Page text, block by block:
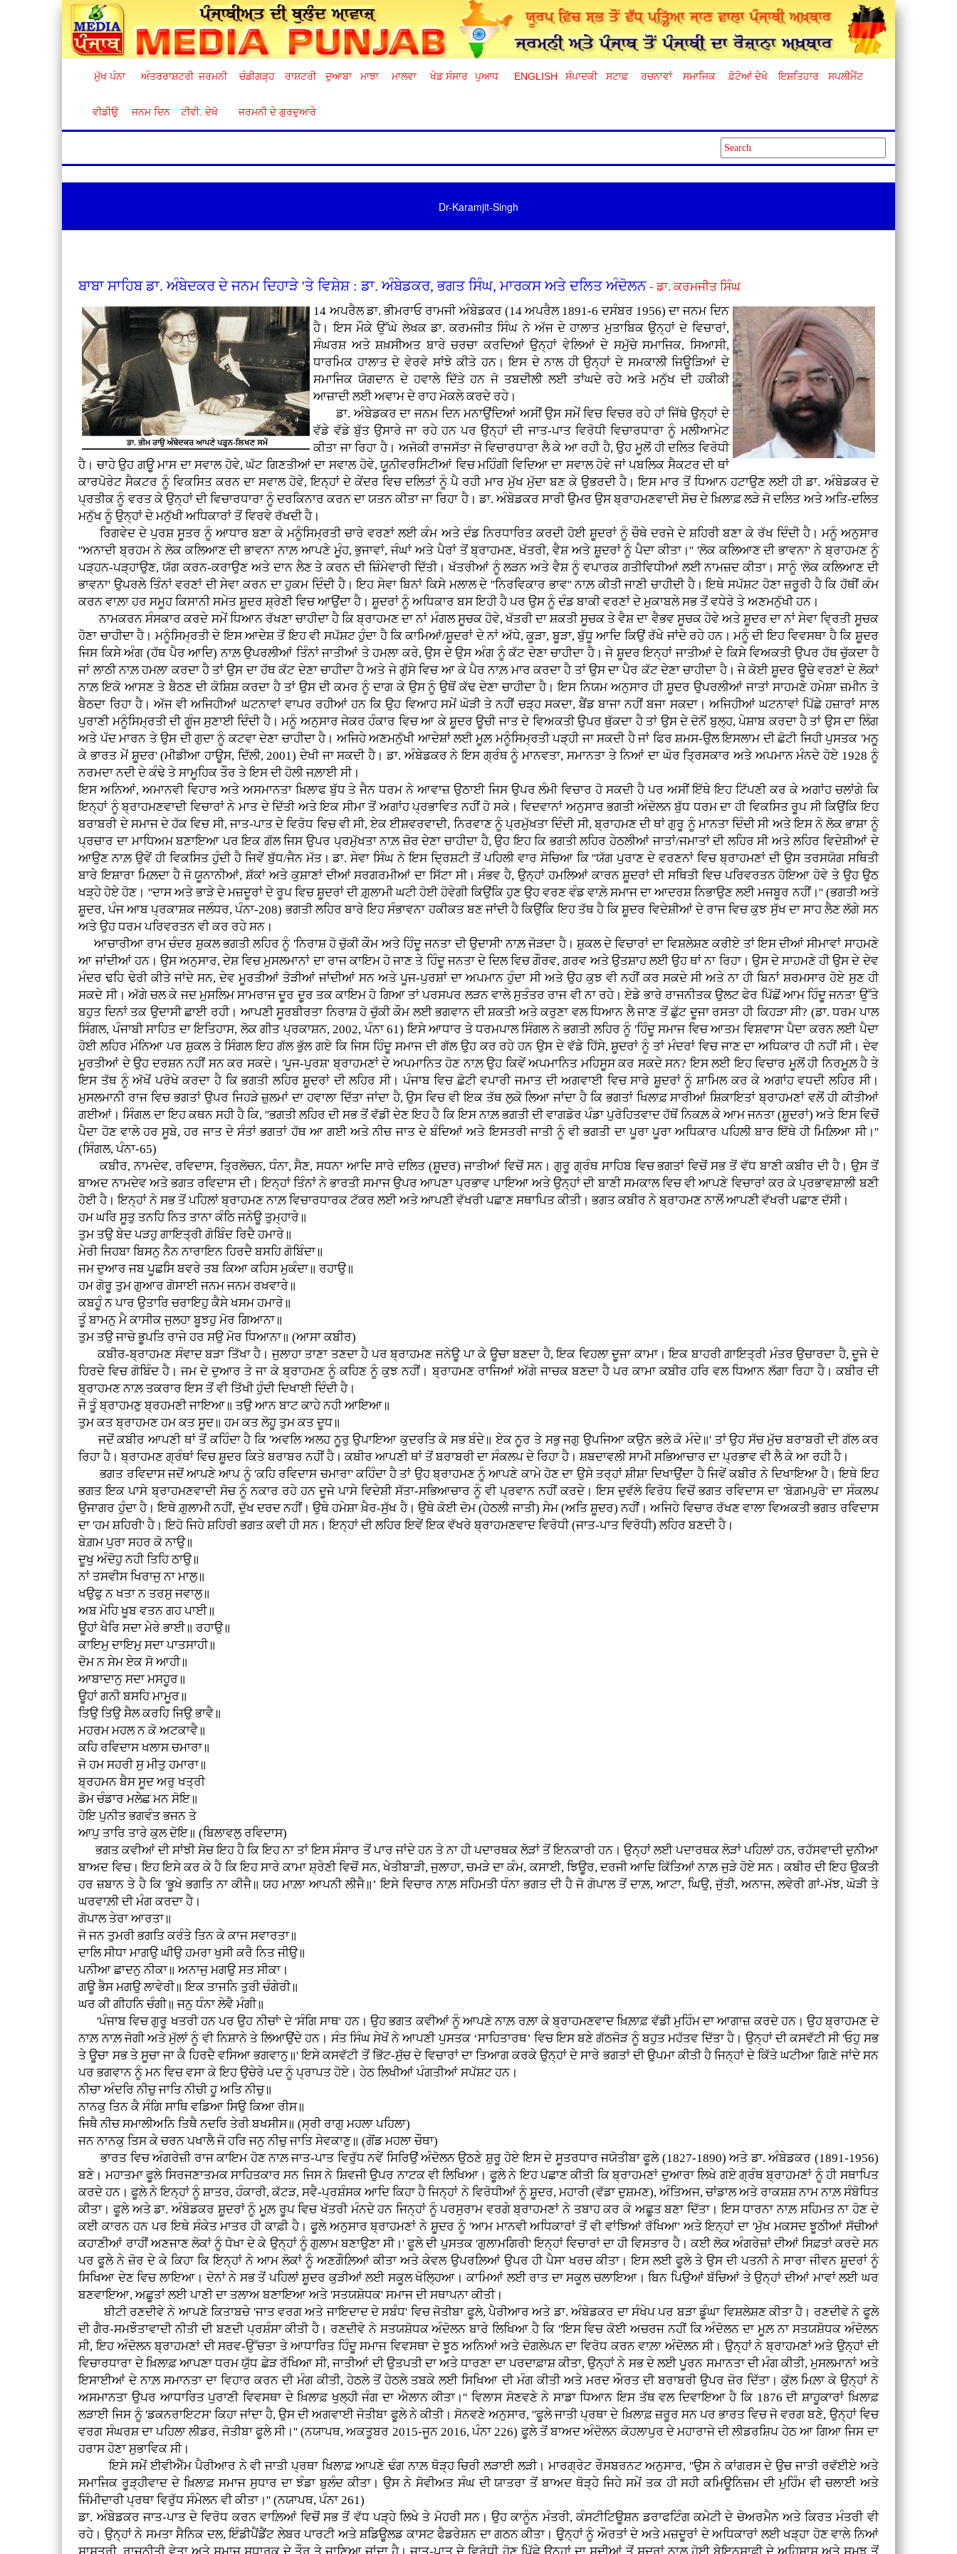
ਮੁੱਖ ਪੰਨਾ ਅੰਤਰਰਾਸ਼ਟਰੀ ਜਰਮਨੀ ਚੰਡੀਗੜ੍ਹ ਰਾਸ਼ਟਰੀ ਦੁਆਬਾ ਮਾਝਾ ਮਾਲਵਾ ਖੇਡ ਸੰਸਾਰ ਪੁਆਧ ENGLISH ਸੰਪਾਦਕੀ ਸਟਾਫ਼ ਰਚਨਾਵਾਂ ਸਮਾਜਿਕ ਫ਼ੋਟੋਆਂ ਦੇਖੋ ਇਸ਼ਤਿਹਾਰ ਸਪਲੀਮੈਂਟ
ਵੀਡੀਉ ਜਨਮ ਦਿਨ ਟੀਵੀ. ਦੇਖੋ ਜਰਮਨੀ ਦੇ ਗੁਰਦੁਆਰੇ
Dr-Karamjit-Singh
ਬਾਬਾ ਸਾਹਿਬ ਡਾ. ਅੰਬੇਦਕਰ ਦੇ ਜਨਮ ਦਿਹਾੜੇ 'ਤੇ ਵਿਸ਼ੇਸ਼ : ਡਾ. ਅੰਬੇਡਕਰ, ਭਗਤ ਸਿੰਘ, ਮਾਰਕਸ ਅਤੇ ਦਲਿਤ ਅੰਦੋਲਨ - ਡਾ. ਕਰਮਜੀਤ ਸਿੰਘ
14 ਅਪਰੈਲ ਡਾ. ਭੀਮਰਾਓ ਰਾਮਜੀ ਅੰਬੇਡਕਰ (14 ਅਪਰੈਲ 1891-6 ਦਸੰਬਰ 1956) ਦਾ ਜਨਮ ਦਿਨ
ਹੈ। ਇਸ ਮੌਕੇ ਉੱਘੇ ਲੇਖਕ ਡਾ. ਕਰਮਜੀਤ ਸਿੰਘ ਨੇ ਅੱਜ ਦੇ ਹਾਲਾਤ ਮੁਤਾਬਿਕ ਉਨ੍ਹਾਂ ਦੇ ਵਿਚਾਰਾਂ,
ਸੰਘਰਸ਼ ਅਤੇ ਸ਼ਖ਼ਸੀਅਤ ਬਾਰੇ ਚਰਚਾ ਕਰਦਿਆਂ ਉਨ੍ਹਾਂ ਵੇਲਿਆਂ ਦੇ ਸਮੁੱਚੇ ਸਮਾਜਿਕ, ਸਿਆਸੀ,
ਧਾਰਮਿਕ ਹਾਲਾਤ ਦੇ ਵੇਰਵੇ ਸਾਂਝੇ ਕੀਤੇ ਹਨ। ਇਸ ਦੇ ਨਾਲ ਹੀ ਉਨ੍ਹਾਂ ਦੇ ਸਮਕਾਲੀ ਜਿਊੜਿਆਂ ਦੇ
ਸਮਾਜਿਕ ਯੋਗਦਾਨ ਦੇ ਹਵਾਲੇ ਦਿੱਤੇ ਹਨ ਜੋ ਤਬਦੀਲੀ ਲਈ ਤਾਂਘਦੇ ਰਹੇ ਅਤੇ ਮਨੁੱਖ ਦੀ ਹਕੀਕੀ
ਆਜ਼ਾਦੀ ਲਈ ਅਵਾਮ ਦੇ ਰਾਹ ਮੋਕਲੇ ਕਰਦੇ ਰਹੇ।
ਡਾ. ਅੰਬੇਡਕਰ ਦਾ ਜਨਮ ਦਿਨ ਮਨਾਉਂਦਿਆਂ ਅਸੀਂ ਉਸ ਸਮੇਂ ਵਿਚ ਵਿਚਰ ਰਹੇ ਹਾਂ ਜਿੱਥੇ ਉਨ੍ਹਾਂ ਦੇ
ਵੱਡੇ ਵੱਡੇ ਬੁੱਤ ਉਸਾਰੇ ਜਾ ਰਹੇ ਹਨ ਪਰ ਉਨ੍ਹਾਂ ਦੀ ਜਾਤ-ਪਾਤ ਵਿਰੋਧੀ ਵਿਚਾਰਧਾਰਾ ਨੂੰ ਮਲੀਆਮੇਟ
ਕੀਤਾ ਜਾ ਰਿਹਾ ਹੈ। ਅਜੋਕੀ ਰਾਜਸੱਤਾ ਜੋ ਵਿਚਾਰਧਾਰਾ ਲੈ ਕੇ ਆ ਰਹੀ ਹੈ, ਉਹ ਮੂਲੋਂ ਹੀ ਦਲਿਤ ਵਿਰੋਧੀ
ਹੈ। ਚਾਹੇ ਉਹ ਗਊ ਮਾਸ ਦਾ ਸਵਾਲ ਹੋਵੇ, ਘੱਟ ਗਿਣਤੀਆਂ ਦਾ ਸਵਾਲ ਹੋਵੇ, ਯੂਨੀਵਰਸਿਟੀਆਂ ਵਿਚ ਮਹਿੰਗੀ ਵਿਦਿਆ ਦਾ ਸਵਾਲ ਹੋਵੇ ਜਾਂ ਪਬਲਿਕ ਸੈਕਟਰ ਦੀ ਥਾਂ
ਕਾਰਪੋਰੇਟ ਸੈਕਟਰ ਨੂੰ ਵਿਕਸਿਤ ਕਰਨ ਦਾ ਸਵਾਲ ਹੋਵੇ, ਇਨ੍ਹਾਂ ਦੇ ਕੇਂਦਰ ਵਿਚ ਦਲਿਤਾਂ ਨੂੰ ਪੈ ਰਹੀ ਮਾਰ ਮੁੱਖ ਮੁੱਦਾ ਬਣ ਕੇ ਉਭਰਦੀ ਹੈ। ਇਸ ਮਾਰ ਤੋਂ ਧਿਆਨ ਹਟਾਉਣ ਲਈ ਹੀ ਡਾ. ਅੰਬੇਡਕਰ ਦੇ
ਪ੍ਰਤੀਕ ਨੂੰ ਵਰਤ ਕੇ ਉਨ੍ਹਾਂ ਦੀ ਵਿਚਾਰਧਾਰਾ ਨੂੰ ਦਰਕਿਨਾਰ ਕਰਨ ਦਾ ਯਤਨ ਕੀਤਾ ਜਾ ਰਿਹਾ ਹੈ। ਡਾ. ਅੰਬੇਡਕਰ ਸਾਰੀ ਉਮਰ ਉਸ ਬ੍ਰਾਹਮਣਵਾਦੀ ਸੋਚ ਦੇ ਖ਼ਿਲਾਫ਼ ਲੜੇ ਜੋ ਦਲਿਤ ਅਤੇ ਅਤਿ-ਦਲਿਤ
ਮਨੁੱਖ ਨੂੰ ਉਨ੍ਹਾਂ ਦੇ ਮਨੁੱਖੀ ਅਧਿਕਾਰਾਂ ਤੋਂ ਵਿਰਵੇ ਰੱਖਦੀ ਹੈ।
ਰਿਗਵੇਦ ਦੇ ਪੁਰਸ਼ ਸੂਤਰ ਨੂੰ ਆਧਾਰ ਬਣਾ ਕੇ ਮਨੂੰਸਿਮ੍ਰਤੀ ਚਾਰੇ ਵਰਣਾਂ ਲਈ ਕੰਮ ਅਤੇ ਦੰਡ ਨਿਰਧਾਰਿਤ ਕਰਦੀ ਹੋਈ ਸ਼ੂਦਰਾਂ ਨੂੰ ਚੌਥੇ ਦਰਜੇ ਦੇ ਸ਼ਹਿਰੀ ਬਣਾ ਕੇ ਰੱਖ ਦਿੰਦੀ ਹੈ। ਮਨੂੰ ਅਨੁਸਾਰ
''ਅਨਾਦੀ ਬ੍ਰਹਮ ਨੇ ਲੋਕ ਕਲਿਆਣ ਦੀ ਭਾਵਨਾ ਨਾਲ਼ ਆਪਣੇ ਮੂੰਹ, ਭੁਜਾਵਾਂ, ਜੰਘਾਂ ਅਤੇ ਪੈਰਾਂ ਤੋਂ ਬ੍ਰਾਹਮਣ, ਖੱਤਰੀ, ਵੈਸ਼ ਅਤੇ ਸ਼ੂਦਰਾਂ ਨੂੰ ਪੈਦਾ ਕੀਤਾ।'' 'ਲੋਕ ਕਲਿਆਣ ਦੀ ਭਾਵਨਾ' ਨੇ ਬ੍ਰਾਹਮਣ ਨੂੰ
ਪੜ੍ਹਨ-ਪੜ੍ਹਾਉਣ, ਯੱਗ ਕਰਨ-ਕਰਾਉਣ ਅਤੇ ਦਾਨ ਲੈਣ ਤੇ ਕਰਨ ਦੀ ਜ਼ਿੰਮੇਵਾਰੀ ਦਿੱਤੀ। ਖੱਤਰੀਆਂ ਨੂੰ ਲੜਨ ਅਤੇ ਵੈਸ਼ ਨੂੰ ਵਪਾਰਕ ਗਤੀਵਿਧੀਆਂ ਲਈ ਨਾਮਜ਼ਦ ਕੀਤਾ। ਸਾਨੂੰ 'ਲੋਕ ਕਲਿਆਣ ਦੀ
ਭਾਵਨਾ' ਉਪਰਲੇ ਤਿੰਨਾਂ ਵਰਣਾਂ ਦੀ ਸੇਵਾ ਕਰਨ ਦਾ ਹੁਕਮ ਦਿੰਦੀ ਹੈ। ਇਹ ਸੇਵਾ ਬਿਨਾਂ ਕਿਸੇ ਮਲਾਲ ਦੇ ''ਨਿਰਵਿਕਾਰ ਭਾਵ'' ਨਾਲ਼ ਕੀਤੀ ਜਾਣੀ ਚਾਹੀਦੀ ਹੈ। ਇਥੇ ਸਪੱਸ਼ਟ ਹੋਣਾ ਜ਼ਰੂਰੀ ਹੈ ਕਿ ਹੱਥੀਂ ਕੰਮ
ਕਰਨ ਵਾਲ਼ਾ ਹਰ ਸਮੂਹ ਕਿਸਾਨੀ ਸਮੇਤ ਸ਼ੂਦਰ ਸ਼੍ਰੇਣੀ ਵਿਚ ਆਉਂਦਾ ਹੈ। ਸ਼ੂਦਰਾਂ ਨੂੰ ਅਧਿਕਾਰ ਬਸ ਇਹੀ ਹੈ ਪਰ ਉਸ ਨੂੰ ਦੰਡ ਬਾਕੀ ਵਰਣਾਂ ਦੇ ਮੁਕਾਬਲੇ ਸਭ ਤੋਂ ਵਧੇਰੇ ਤੇ ਅਣਮਨੁੱਖੀ ਹਨ।
ਨਾਮਕਰਨ ਸੰਸਕਾਰ ਕਰਦੇ ਸਮੇਂ ਧਿਆਨ ਰੱਖਣਾ ਚਾਹੀਦਾ ਹੈ ਕਿ ਬ੍ਰਾਹਮਣ ਦਾ ਨਾਂ ਮੰਗਲ ਸੂਚਕ ਹੋਵੇ, ਖੱਤਰੀ ਦਾ ਸ਼ਕਤੀ ਸੂਚਕ ਤੇ ਵੈਸ਼ ਦਾ ਵੈਭਵ ਸੂਚਕ ਹੋਵੇ ਅਤੇ ਸ਼ੂਦਰ ਦਾ ਨਾਂ ਸੇਵਾ ਵ੍ਰਿਤੀ ਸੂਚਕ
ਹੋਣਾ ਚਾਹੀਦਾ ਹੈ। ਮਨੂੰਸਿਮ੍ਰਤੀ ਦੇ ਇਸ ਆਦੇਸ਼ ਤੋਂ ਇਹ ਵੀ ਸਪੱਸ਼ਟ ਹੁੰਦਾ ਹੈ ਕਿ ਕਾਮਿਆਂ/ਸ਼ੂਦਰਾਂ ਦੇ ਨਾਂ ਅੱਧੇ, ਕੂੜਾ, ਬੂੜਾ, ਬੁੱਧੂ ਆਦਿ ਕਿਉਂ ਰੱਖੇ ਜਾਂਦੇ ਰਹੇ ਹਨ। ਮਨੂੰ ਦੀ ਇਹ ਵਿਵਸਥਾ ਹੈ ਕਿ ਸ਼ੂਦਰ
ਜਿਸ ਕਿਸੇ ਅੰਗ (ਹੱਥ ਪੈਰ ਆਦਿ) ਨਾਲ਼ ਉਪਰਲੀਆਂ ਤਿੰਨਾਂ ਜਾਤੀਆਂ ਤੇ ਹਮਲਾ ਕਰੇ, ਉਸ ਦੇ ਉਸ ਅੰਗ ਨੂੰ ਕੱਟ ਦੇਣਾ ਚਾਹੀਦਾ ਹੈ। ਜੇ ਸ਼ੂਦਰ ਇਨ੍ਹਾਂ ਜਾਤੀਆਂ ਦੇ ਕਿਸੇ ਵਿਅਕਤੀ ਉਪਰ ਹੱਥ ਚੁੱਕਦਾ ਹੈ
ਜਾਂ ਲਾਠੀ ਨਾਲ਼ ਹਮਲਾ ਕਰਦਾ ਹੈ ਤਾਂ ਉਸ ਦਾ ਹੱਥ ਕੱਟ ਦੇਣਾ ਚਾਹੀਦਾ ਹੈ ਅਤੇ ਜੇ ਗੁੱਸੇ ਵਿਚ ਆ ਕੇ ਪੈਰ ਨਾਲ਼ ਮਾਰ ਕਰਦਾ ਹੈ ਤਾਂ ਉਸ ਦਾ ਪੈਰ ਕੱਟ ਦੇਣਾ ਚਾਹੀਦਾ ਹੈ। ਜੇ ਕੋਈ ਸ਼ੂਦਰ ਊਚੇ ਵਰਣਾਂ ਦੇ ਲੋਕਾਂ
ਨਾਲ਼ ਇਕੋ ਆਸਣ ਤੇ ਬੈਠਣ ਦੀ ਕੋਸ਼ਿਸ਼ ਕਰਦਾ ਹੈ ਤਾਂ ਉਸ ਦੀ ਕਮਰ ਨੂੰ ਦਾਗ ਕੇ ਉਸ ਨੂੰ ਉਥੋਂ ਕੱਢ ਦੇਣਾ ਚਾਹੀਦਾ ਹੈ। ਇਸ ਨਿਯਮ ਅਨੁਸਾਰ ਹੀ ਸ਼ੂਦਰ ਉਪਰਲੀਆਂ ਜਾਤਾਂ ਸਾਹਮਣੇ ਹਮੇਸ਼ਾ ਜ਼ਮੀਨ ਤੇ
ਬੈਠਦਾ ਰਿਹਾ ਹੈ। ਅੱਜ ਵੀ ਅਜਿਹੀਆਂ ਘਟਨਾਵਾਂ ਵਾਪਰ ਰਹੀਆਂ ਹਨ ਕਿ ਉਹ ਵਿਆਹ ਸਮੇਂ ਘੋੜੀ ਤੇ ਨਹੀਂ ਚੜ੍ਹ ਸਕਦਾ, ਬੈਂਡ ਬਾਜਾ ਨਹੀਂ ਬਜਾ ਸਕਦਾ। ਅਜਿਹੀਆਂ ਘਟਨਾਵਾਂ ਪਿੱਛੇ ਹਜ਼ਾਰਾਂ ਸਾਲ
ਪੁਰਾਣੀ ਮਨੂੰਸਿਮ੍ਰਤੀ ਦੀ ਗੂੰਜ ਸੁਣਾਈ ਦਿੰਦੀ ਹੈ। ਮਨੂੰ ਅਨੁਸਾਰ ਜੇਕਰ ਹੰਕਾਰ ਵਿਚ ਆ ਕੇ ਸ਼ੂਦਰ ਊਚੀ ਜਾਤ ਦੇ ਵਿਅਕਤੀ ਉਪਰ ਥੁੱਕਦਾ ਹੈ ਤਾਂ ਉਸ ਦੇ ਦੋਨੋਂ ਬੁਲ੍ਹ, ਪੇਸ਼ਾਬ ਕਰਦਾ ਹੈ ਤਾਂ ਉਸ ਦਾ ਲਿੰਗ
ਅਤੇ ਪੱਦ ਮਾਰਨ ਤੇ ਉਸ ਦੀ ਗੁਦਾ ਨੂੰ ਕਟਵਾ ਦੇਣਾ ਚਾਹੀਦਾ ਹੈ। ਅਜਿਹੇ ਅਣਮਨੁੱਖੀ ਆਦੇਸ਼ਾਂ ਲਈ ਮੂਲ਼ ਮਨੂੰਸਿਮ੍ਰਤੀ ਪੜ੍ਹੀ ਜਾ ਸਕਦੀ ਹੈ ਜਾਂ ਫਿਰ ਸ਼ਮਸ-ਉਲ ਇਸਲਾਮ ਦੀ ਛੋਟੀ ਜਿਹੀ ਪੁਸਤਕ 'ਮਨੂ
ਕੇ ਭਾਰਤ ਮੇਂ ਸ਼ੂਦਰ' (ਮੀਡੀਆ ਹਾਊਸ, ਦਿੱਲੀ, 2001) ਦੇਖੀ ਜਾ ਸਕਦੀ ਹੈ। ਡਾ. ਅੰਬੇਡਕਰ ਨੇ ਇਸ ਗ੍ਰੰਥ ਨੂੰ ਮਾਨਵਤਾ, ਸਮਾਨਤਾ ਤੇ ਨਿਆਂ ਦਾ ਘੋਰ ਤ੍ਰਿਸਕਾਰ ਅਤੇ ਅਪਮਾਨ ਮੰਨਦੇ ਹੋਏ 1928 ਨੂੰ
ਨਰਮਦਾ ਨਦੀ ਦੇ ਕੰਢੇ ਤੇ ਸਾਮੂਹਿਕ ਤੌਰ ਤੇ ਇਸ ਦੀ ਹੋਲੀ ਜਲ਼ਾਈ ਸੀ।
ਇਸ ਅਨਿਆਂ, ਅਮਾਨਵੀ ਵਿਹਾਰ ਅਤੇ ਅਸਮਾਨਤਾ ਖ਼ਿਲਾਫ ਬੁੱਧ ਤੇ ਜੈਨ ਧਰਮ ਨੇ ਆਵਾਜ਼ ਉਠਾਈ ਜਿਸ ਉਪਰ ਲੰਮੀ ਵਿਚਾਰ ਹੋ ਸਕਦੀ ਹੈ ਪਰ ਅਸੀਂ ਇੱਥੇ ਇਹ ਟਿੱਪਣੀ ਕਰ ਕੇ ਅਗਾਂਹ ਚਲਾਂਗੇ ਕਿ
ਇਨ੍ਹਾਂ ਨੂੰ ਬ੍ਰਾਹਮਣਵਾਦੀ ਵਿਚਾਰਾਂ ਨੇ ਮਾਤ ਦੇ ਦਿੱਤੀ ਅਤੇ ਇਕ ਸੀਮਾ ਤੋਂ ਅਗਾਂਹ ਪ੍ਰਭਾਵਿਤ ਨਹੀਂ ਹੋ ਸਕੇ। ਵਿਦਵਾਨਾਂ ਅਨੁਸਾਰ ਭਗਤੀ ਅੰਦੋਲਨ ਬੁੱਧ ਧਰਮ ਦਾ ਹੀ ਵਿਕਸਿਤ ਰੂਪ ਸੀ ਕਿਉਂਕਿ ਇਹ
ਬਰਾਬਰੀ ਦੇ ਸਮਾਜ ਦੇ ਹੱਕ ਵਿਚ ਸੀ, ਜਾਤ-ਪਾਤ ਦੇ ਵਿਰੋਧ ਵਿਚ ਵੀ ਸੀ, ਏਕ ਈਸ਼ਵਰਵਾਦੀ, ਨਿਰਵਾਣ ਨੂੰ ਪ੍ਰਮੁੱਖਤਾ ਦਿੰਦੀ ਸੀ, ਬ੍ਰਾਹਮਣ ਦੀ ਥਾਂ ਗੁਰੂ ਨੂੰ ਮਾਨਤਾ ਦਿੰਦੀ ਸੀ ਅਤੇ ਇਸ ਨੇ ਲੋਕ ਭਾਸ਼ਾ ਨੂੰ
ਪ੍ਰਚਾਰ ਦਾ ਮਾਧਿਅਮ ਬਣਾਇਆ ਪਰ ਇਕ ਗੱਲ ਜਿਸ ਉਪਰ ਪ੍ਰਮੁੱਖਤਾ ਨਾਲ਼ ਜ਼ੋਰ ਦੇਣਾ ਚਾਹੀਦਾ ਹੈ, ਉਹ ਇਹ ਕਿ ਭਗਤੀ ਲਹਿਰ ਹੇਠਲੀਆਂ ਜਾਤਾਂ/ਜਮਾਤਾਂ ਦੀ ਲਹਿਰ ਸੀ ਅਤੇ ਲਹਿਰ ਵਿਦੇਸ਼ੀਆਂ ਦੇ
ਆਉਣ ਨਾਲ਼ ਉਵੇਂ ਹੀ ਵਿਕਸਿਤ ਹੁੰਦੀ ਹੈ ਜਿਵੇਂ ਬੁੱਧ/ਜੈਨ ਮੱਤ। ਡਾ. ਸੇਵਾ ਸਿੰਘ ਨੇ ਇਸ ਦ੍ਰਿਸ਼ਟੀ ਤੋਂ ਪਹਿਲੀ ਵਾਰ ਸੋਚਿਆ ਕਿ ''ਯੱਗ ਪੁਰਾਣ ਦੇ ਵਰਣਨਾਂ ਵਿਚ ਬ੍ਰਾਹਮਣਾਂ ਦੀ ਉਸ ਤਰਸਯੋਗ ਸਥਿਤੀ
ਬਾਰੇ ਇਸ਼ਾਰਾ ਮਿਲ਼ਦਾ ਹੈ ਜੋ ਯੂਨਾਨੀਆਂ, ਸ਼ੱਕਾਂ ਅਤੇ ਕੁਸ਼ਾਣਾਂ ਦੀਆਂ ਸਰਗਰਮੀਆਂ ਦਾ ਸਿੱਟਾ ਸੀ। ਸੰਭਵ ਹੈ, ਉਨ੍ਹਾਂ ਹਮਲਿਆਂ ਕਾਰਨ ਸ਼ੂਦਰਾਂ ਦੀ ਸਥਿਤੀ ਵਿਚ ਪਰਿਵਰਤਨ ਹੋਇਆ ਹੋਵੇ ਤੇ ਉਹ ਉਠ
ਖੜ੍ਹੇ ਹੋਏ ਹੋਣ। ''ਦਾਸ ਅਤੇ ਭਾੜੇ ਦੇ ਮਜ਼ਦੂਰਾਂ ਦੇ ਰੂਪ ਵਿਚ ਸ਼ੂਦਰਾਂ ਦੀ ਗ਼ੁਲਾਮੀ ਘਟੀ ਹੋਈ ਹੋਵੇਗੀ ਕਿਉਂਕਿ ਹੁਣ ਉਹ ਵਰਣ ਵੰਡ ਵਾਲ਼ੇ ਸਮਾਜ ਦਾ ਆਦਰਸ਼ ਨਿਭਾਉਣ ਲਈ ਮਜਬੂਰ ਨਹੀਂ।'' (ਭਗਤੀ ਅਤੇ
ਸ਼ੂਦਰ, ਪੰਜ ਆਬ ਪ੍ਰਕਾਸ਼ਕ ਜਲੰਧਰ, ਪੰਨਾ-208) ਭਗਤੀ ਲਹਿਰ ਬਾਰੇ ਇਹ ਸੰਭਾਵਨਾ ਹਕੀਕਤ ਬਣ ਜਾਂਦੀ ਹੈ ਕਿਉਂਕਿ ਇਹ ਤੱਥ ਹੈ ਕਿ ਸ਼ੂਦਰ ਵਿਦੇਸ਼ੀਆਂ ਦੇ ਰਾਜ ਵਿਚ ਕੁਝ ਸੁੱਖ ਦਾ ਸਾਹ ਲੈਣ ਲੱਗੇ ਸਨ
ਅਤੇ ਉਹ ਧਰਮ ਪਰਿਵਰਤਨ ਵੀ ਕਰ ਰਹੇ ਸਨ।
ਆਚਾਰੀਆ ਰਾਮ ਚੰਦਰ ਸ਼ੁਕਲ ਭਗਤੀ ਲਹਿਰ ਨੂੰ 'ਨਿਰਾਸ਼ ਹੋ ਚੁੱਕੀ ਕੌਮ ਅਤੇ ਹਿੰਦੂ ਜਨਤਾ ਦੀ ਉਦਾਸੀ' ਨਾਲ਼ ਜੋੜਦਾ ਹੈ। ਸ਼ੁਕਲ ਦੇ ਵਿਚਾਰਾਂ ਦਾ ਵਿਸ਼ਲੇਸ਼ਣ ਕਰੀਏ ਤਾਂ ਇਸ ਦੀਆਂ ਸੀਮਾਵਾਂ ਸਾਹਮਣੇ
ਆ ਜਾਂਦੀਆਂ ਹਨ। ਉਸ ਅਨੁਸਾਰ, ਦੇਸ਼ ਵਿਚ ਮੁਸਲਮਾਨਾਂ ਦਾ ਰਾਜ ਕਾਇਮ ਹੋ ਜਾਣ ਤੇ ਹਿੰਦੂ ਜਨਤਾ ਦੇ ਦਿਲ ਵਿਚ ਗੌਰਵ, ਗਰਵ ਅਤੇ ਉਤਸ਼ਾਹ ਲਈ ਉਹ ਥਾਂ ਨਾ ਰਿਹਾ। ਉਸ ਦੇ ਸਾਹਮਣੇ ਹੀ ਉਸ ਦੇ ਦੇਵ
ਮੰਦਰ ਢਹਿ ਢੇਰੀ ਕੀਤੇ ਜਾਂਦੇ ਸਨ, ਦੇਵ ਮੂਰਤੀਆਂ ਤੋੜੀਆਂ ਜਾਂਦੀਆਂ ਸਨ ਅਤੇ ਪੂਜ-ਪੁਰਸ਼ਾਂ ਦਾ ਅਪਮਾਨ ਹੁੰਦਾ ਸੀ ਅਤੇ ਉਹ ਕੁਝ ਵੀ ਨਹੀਂ ਕਰ ਸਕਦੇ ਸੀ ਅਤੇ ਨਾ ਹੀ ਬਿਨਾਂ ਸ਼ਰਮਸਾਰ ਹੋਏ ਸੁਣ ਹੀ
ਸਕਦੇ ਸੀ। ਅੱਗੇ ਚਲ ਕੇ ਜਦ ਮੁਸਲਿਮ ਸਾਮਰਾਜ ਦੂਰ ਦੂਰ ਤਕ ਕਾਇਮ ਹੋ ਗਿਆ ਤਾਂ ਪਰਸਪਰ ਲੜਨ ਵਾਲੇ ਸੁਤੰਤਰ ਰਾਜ ਵੀ ਨਾ ਰਹੇ। ਏਡੇ ਭਾਰੇ ਰਾਜਨੀਤਕ ਉਲਟ ਫੇਰ ਪਿੱਛੋਂ ਆਮ ਹਿੰਦੂ ਜਨਤਾ ਉੱਤੇ
ਬਹੁਤ ਦਿਨਾਂ ਤਕ ਉਦਾਸੀ ਛਾਈ ਰਹੀ। ਆਪਣੀ ਸੂਰਬੀਰਤਾ ਨਿਰਾਸ਼ ਹੋ ਚੁੱਕੀ ਕੌਮ ਲਈ ਭਗਵਾਨ ਦੀ ਸ਼ਕਤੀ ਅਤੇ ਕਰੁਣਾ ਵਲ ਧਿਆਨ ਲੈ ਜਾਣ ਤੋਂ ਛੁੱਟ ਦੂਜਾ ਰਸਤਾ ਹੀ ਕਿਹੜਾ ਸੀ? (ਡਾ. ਧਰਮ ਪਾਲ
ਸਿੰਗਲ, ਪੰਜਾਬੀ ਸਾਹਿਤ ਦਾ ਇਤਿਹਾਸ, ਲੋਕ ਗੀਤ ਪ੍ਰਕਾਸ਼ਨ, 2002, ਪੰਨਾ 61) ਇਸੇ ਆਧਾਰ ਤੇ ਧਰਮਪਾਲ ਸਿੰਗਲ ਨੇ ਭਗਤੀ ਲਹਿਰ ਨੂੰ 'ਹਿੰਦੂ ਸਮਾਜ ਵਿਚ ਆਤਮ ਵਿਸ਼ਵਾਸ' ਪੈਦਾ ਕਰਨ ਲਈ ਪੈਦਾ
ਹੋਈ ਲਹਿਰ ਮੰਨਿਆ ਪਰ ਸ਼ੁਕਲ ਤੇ ਸਿੰਗਲ ਇਹ ਗੱਲ ਭੁੱਲ ਗਏ ਕਿ ਜਿਸ ਹਿੰਦੂ ਸਮਾਜ ਦੀ ਗੱਲ ਉਹ ਕਰ ਰਹੇ ਹਨ ਉਸ ਦੇ ਵੱਡੇ ਹਿੱਸੇ, ਸ਼ੂਦਰਾਂ ਨੂੰ ਤਾਂ ਮੰਦਰਾਂ ਵਿਚ ਜਾਣ ਦਾ ਅਧਿਕਾਰ ਹੀ ਨਹੀਂ ਸੀ। ਦੇਵ
ਮੂਰਤੀਆਂ ਦੇ ਉਹ ਦਰਸ਼ਨ ਨਹੀਂ ਸਨ ਕਰ ਸਕਦੇ। 'ਪੂਜ-ਪੁਰਸ਼' ਬ੍ਰਾਹਮਣਾਂ ਦੇ ਅਪਮਾਨਿਤ ਹੋਣ ਨਾਲ਼ ਉਹ ਕਿਵੇਂ ਅਪਮਾਨਿਤ ਮਹਿਸੂਸ ਕਰ ਸਕਦੇ ਸਨ? ਇਸ ਲਈ ਇਹ ਵਿਚਾਰ ਮੂਲੋਂ ਹੀ ਨਿਰਮੂਲ਼ ਹੈ ਤੇ
ਇਸ ਤੱਥ ਨੂੰ ਅੱਖੋਂ ਪਰੋਖੇ ਕਰਦਾ ਹੈ ਕਿ ਭਗਤੀ ਲਹਿਰ ਸ਼ੂਦਰਾਂ ਦੀ ਲਹਿਰ ਸੀ। ਪੰਜਾਬ ਵਿਚ ਛੋਟੀ ਵਪਾਰੀ ਜਮਾਤ ਦੀ ਅਗਵਾਈ ਵਿਚ ਸਾਰੇ ਸ਼ੂਦਰਾਂ ਨੂੰ ਸ਼ਾਮਿਲ ਕਰ ਕੇ ਅਗਾਂਹ ਵਧਦੀ ਲਹਿਰ ਸੀ।
ਮੁਸਲਮਾਨੀ ਰਾਜ ਵਿਚ ਭਗਤਾਂ ਉਪਰ ਜਿਹੜੇ ਜ਼ੁਲਮਾਂ ਦਾ ਹਵਾਲਾ ਦਿੱਤਾ ਜਾਂਦਾ ਹੈ, ਉਸ ਵਿਚ ਵੀ ਇਕ ਤੱਥ ਲੁਕੋ ਲਿਆ ਜਾਂਦਾ ਹੈ ਕਿ ਭਗਤਾਂ ਖਿਲਾਫ਼ ਸਾਰੀਆਂ ਸ਼ਿਕਾਇਤਾਂ ਬ੍ਰਾਹਮਣਾਂ ਵਲੋਂ ਹੀ ਕੀਤੀਆਂ
ਗਈਆਂ। ਸਿੰਗਲ ਦਾ ਇਹ ਕਥਨ ਸਹੀ ਹੈ ਕਿ, ''ਭਗਤੀ ਲਹਿਰ ਦੀ ਸਭ ਤੋਂ ਵੱਡੀ ਦੇਣ ਇਹ ਹੈ ਕਿ ਇਸ ਨਾਲ਼ ਭਗਤੀ ਦੀ ਵਾਗਡੋਰ ਪੰਡਾ ਪੁਰੋਹਿਤਵਾਦ ਹੱਥੋਂ ਨਿਕਲ਼ ਕੇ ਆਮ ਜਨਤਾ (ਸ਼ੂਦਰਾਂ) ਅਤੇ ਇਸ ਵਿਚੋਂ
ਪੈਦਾ ਹੋਣ ਵਾਲੇ ਹਰ ਸੂਬੇ, ਹਰ ਜਾਤ ਦੇ ਸੰਤਾਂ ਭਗਤਾਂ ਹੱਥ ਆ ਗਈ ਅਤੇ ਨੀਚ ਜਾਤ ਦੇ ਬੰਦਿਆਂ ਅਤੇ ਇਸਤਰੀ ਜਾਤੀ ਨੂੰ ਵੀ ਭਗਤੀ ਦਾ ਪੂਰਾ ਪੂਰਾ ਅਧਿਕਾਰ ਪਹਿਲੀ ਬਾਰ ਇੱਥੇ ਹੀ ਮਿਲ਼ਿਆ ਸੀ।''
(ਸਿੰਗਲ, ਪੰਨਾ-65)
ਕਬੀਰ, ਨਾਮਦੇਵ, ਰਵਿਦਾਸ, ਤ੍ਰਿਲੋਚਨ, ਧੰਨਾ, ਸੈਣ, ਸਧਨਾ ਆਦਿ ਸਾਰੇ ਦਲਿਤ (ਸ਼ੂਦਰ) ਜਾਤੀਆਂ ਵਿਚੋਂ ਸਨ। ਗੁਰੂ ਗ੍ਰੰਥ ਸਾਹਿਬ ਵਿਚ ਭਗਤਾਂ ਵਿਚੋਂ ਸਭ ਤੋਂ ਵੱਧ ਬਾਣੀ ਕਬੀਰ ਦੀ ਹੈ। ਉਸ ਤੋਂ
ਬਾਅਦ ਨਾਮਦੇਵ ਅਤੇ ਭਗਤ ਰਵਿਦਾਸ ਦੀ। ਇਨ੍ਹਾਂ ਤਿੰਨਾਂ ਨੇ ਭਾਰਤੀ ਸਮਾਜ ਉਪਰ ਆਪਣਾ ਪ੍ਰਭਾਵ ਪਾਇਆ ਅਤੇ ਉਨ੍ਹਾਂ ਦੀ ਬਾਣੀ ਸਮਕਾਲ ਵਿਚ ਵੀ ਆਪਣੇ ਵਿਚਾਰਾਂ ਕਰ ਕੇ ਪ੍ਰਭਾਵਸ਼ਾਲੀ ਬਣੀ
ਹੋਈ ਹੈ। ਇਨ੍ਹਾਂ ਨੇ ਸਭ ਤੋਂ ਪਹਿਲਾਂ ਬ੍ਰਾਹਮਣ ਨਾਲ਼ ਵਿਚਾਰਧਾਰਕ ਟੱਕਰ ਲਈ ਅਤੇ ਆਪਣੀ ਵੱਖਰੀ ਪਛਾਣ ਸਥਾਪਿਤ ਕੀਤੀ। ਭਗਤ ਕਬੀਰ ਨੇ ਬ੍ਰਾਹਮਣ ਨਾਲੋਂ ਆਪਣੀ ਵੱਖਰੀ ਪਛਾਣ ਦੱਸੀ।
ਹਮ ਘਰਿ ਸੂਤੁ ਤਨਹਿ ਨਿਤ ਤਾਨਾ ਕੰਠਿ ਜਨੇਊ ਤੁਮ੍ਹਾਰੇ॥
ਤੁਮ ਤਉ ਬੇਦ ਪੜਹੁ ਗਾਇਤ੍ਰੀ ਗੋਬਿੰਦ ਰਿਦੈ ਹਮਾਰੇ॥
ਮੇਰੀ ਜਿਹਬਾ ਬਿਸਨੁ ਨੈਨ ਨਾਰਾਇਨ ਹਿਰਦੈ ਬਸਹਿ ਗੋਬਿੰਦਾ॥
ਜਮ ਦੁਆਰ ਜਬ ਪੂਛਸਿ ਬਵਰੇ ਤਬ ਕਿਆ ਕਹਿਸ ਮੁਕੰਦਾ॥ ਰਹਾਉ॥
ਹਮ ਗੋਰੂ ਤੁਮ ਗੁਆਰ ਗੋਸਾਈ ਜਨਮ ਜਨਮ ਰਖਵਾਰੇ॥
ਕਬਹੂੰ ਨ ਪਾਰ ਉਤਾਰਿ ਚਰਾਇਹੁ ਕੈਸੇ ਖਸਮ ਹਮਾਰੇ॥
ਤੂੰ ਬਾਮਨੁ ਮੈ ਕਾਸੀਕ ਜੁਲਹਾ ਬੂਝਹੁ ਮੋਰ ਗਿਆਨਾ॥
ਤੁਮ ਤਉ ਜਾਚੇ ਭੂਪਤਿ ਰਾਜੇ ਹਰ ਸਉ ਮੋਰ ਧਿਆਨਾ॥ (ਆਸਾ ਕਬੀਰ)
ਕਬੀਰ-ਬ੍ਰਾਹਮਣ ਸੰਵਾਦ ਬੜਾ ਤਿੱਖਾ ਹੈ। ਜੁਲਾਹਾ ਤਾਣਾ ਤਣਦਾ ਹੈ ਪਰ ਬ੍ਰਾਹਮਣ ਜਨੇਊ ਪਾ ਕੇ ਊਚਾ ਬਣਦਾ ਹੈ, ਇਕ ਵਿਹਲਾ ਦੂਜਾ ਕਾਮਾ। ਇਕ ਬਾਹਰੀ ਗਾਇਤ੍ਰੀ ਮੰਤਰ ਉਚਾਰਦਾ ਹੈ, ਦੂਜੇ ਦੇ
ਹਿਰਦੇ ਵਿਚ ਗੋਬਿੰਦ ਹੈ। ਜਮ ਦੇ ਦੁਆਰ ਤੇ ਜਾ ਕੇ ਬ੍ਰਾਹਮਣ ਨੂੰ ਕਹਿਣ ਨੂੰ ਕੁਝ ਨਹੀਂ। ਬ੍ਰਾਹਮਣ ਰਾਜਿਆਂ ਅੱਗੇ ਜਾਚਕ ਬਣਦਾ ਹੈ ਪਰ ਕਾਮਾ ਕਬੀਰ ਹਰਿ ਵਲ ਧਿਆਨ ਲੱਗਾ ਰਿਹਾ ਹੈ। ਕਬੀਰ ਦੀ
ਬ੍ਰਾਹਮਣ ਨਾਲ਼ ਤਕਰਾਰ ਇਸ ਤੋਂ ਵੀ ਤਿੱਖੀ ਹੁੰਦੀ ਦਿਖਾਈ ਦਿੰਦੀ ਹੈ।
ਜੌ ਤੂੰ ਬ੍ਰਾਹਮਣੁ ਬ੍ਰਹਮਣੀ ਜਾਇਆ॥ ਤਉ ਆਨ ਬਾਟ ਕਾਹੇ ਨਹੀ ਆਇਆ॥
ਤੁਮ ਕਤ ਬ੍ਰਾਹਮਣ ਹਮ ਕਤ ਸੂਦ॥ ਹਮ ਕਤ ਲੋਹੂ ਤੁਮ ਕਤ ਦੂਧ॥
ਜਦੋਂ ਕਬੀਰ ਆਪਣੀ ਥਾਂ ਤੋਂ ਕਹਿੰਦਾ ਹੈ ਕਿ 'ਅਵਲਿ ਅਲਹ ਨੂਰੁ ਉਪਾਇਆ ਕੁਦਰਤਿ ਕੇ ਸਭ ਬੰਦੇ॥ ਏਕ ਨੂਰ ਤੇ ਸਭੁ ਜਗੁ ਉਪਜਿਆ ਕਉਨ ਭਲੇ ਕੋ ਮੰਦੇ॥' ਤਾਂ ਉਹ ਸੱਚ ਮੁੱਚ ਬਰਾਬਰੀ ਦੀ ਗੱਲ ਕਰ
ਰਿਹਾ ਹੈ। ਬ੍ਰਾਹਮਣ ਗ੍ਰੰਥਾਂ ਵਿਚ ਸ਼ੂਦਰ ਕਿਤੇ ਬਰਾਬਰ ਨਹੀਂ ਹੈ। ਕਬੀਰ ਆਪਣੀ ਥਾਂ ਤੋਂ ਬਰਾਬਰੀ ਦਾ ਸੰਕਲਪ ਦੇ ਰਿਹਾ ਹੈ। ਸ਼ਬਦਾਵਲੀ ਸਾਮੀ ਸਭਿਆਚਾਰ ਦਾ ਪ੍ਰਭਾਵ ਵੀ ਲੈ ਕੇ ਆ ਰਹੀ ਹੈ।
ਭਗਤ ਰਵਿਦਾਸ ਜਦੋਂ ਆਪਣੇ ਆਪ ਨੂੰ 'ਕਹਿ ਰਵਿਦਾਸ ਚਮਾਰਾ' ਕਹਿੰਦਾ ਹੈ ਤਾਂ ਉਹ ਬ੍ਰਾਹਮਣ ਨੂੰ ਆਪਣੇ ਕਾਮੇ ਹੋਣ ਦਾ ਉਸੇ ਤਰ੍ਹਾਂ ਸ਼ੀਸ਼ਾ ਦਿਖਾਉਂਦਾ ਹੈ ਜਿਵੇਂ ਕਬੀਰ ਨੇ ਦਿਖਾਇਆ ਹੈ। ਇਥੇ ਇਹ
ਭਗਤ ਇਕ ਪਾਸੇ ਬ੍ਰਾਹਮਣਵਾਦੀ ਸੋਚ ਨੂੰ ਨਕਾਰ ਰਹੇ ਹਨ ਦੂਜੇ ਪਾਸੇ ਵਿਦੇਸ਼ੀ ਸੱਤਾ-ਸਭਿਆਚਾਰ ਨੂੰ ਵੀ ਪ੍ਰਵਾਨ ਨਹੀਂ ਕਰਦੇ। ਇਸ ਦੁਵੱਲੇ ਵਿਰੋਧ ਵਿਚੋਂ ਭਗਤ ਰਵਿਦਾਸ ਦਾ 'ਬੇਗ਼ਮਪੁਰੇ' ਦਾ ਸੰਕਲਪ
ਉਜਾਗਰ ਹੁੰਦਾ ਹੈ। ਇਥੇ ਗ਼ੁਲਾਮੀ ਨਹੀਂ, ਦੁੱਖ ਦਰਦ ਨਹੀਂ। ਉਥੇ ਹਮੇਸ਼ਾ ਖ਼ੈਰ-ਸੁੱਖ ਹੈ। ਉਥੇ ਕੋਈ ਦੋਮ (ਹੇਠਲੀ ਜਾਤੀ) ਸੇਮ (ਅਤਿ ਸ਼ੂਦਰ) ਨਹੀਂ। ਅਜਿਹੇ ਵਿਚਾਰ ਰੱਖਣ ਵਾਲਾ ਵਿਅਕਤੀ ਭਗਤ ਰਵਿਦਾਸ
ਦਾ 'ਹਮ ਸ਼ਹਿਰੀ' ਹੈ। ਇਹੋ ਜਿਹੇ ਸ਼ਹਿਰੀ ਭਗਤ ਕਵੀ ਹੀ ਸਨ। ਇਨ੍ਹਾਂ ਦੀ ਲਹਿਰ ਇਵੇਂ ਇਕ ਵੱਖਰੇ ਬ੍ਰਾਹਮਣਵਾਦ ਵਿਰੋਧੀ (ਜਾਤ-ਪਾਤ ਵਿਰੋਧੀ) ਲਹਿਰ ਬਣਦੀ ਹੈ।
ਬੇਗ਼ਮ ਪੁਰਾ ਸਹਰ ਕੋ ਨਾਉ॥
ਦੂਖੁ ਅੰਦੋਹੁ ਨਹੀ ਤਿਹਿ ਠਾਉ॥
ਨਾਂ ਤਸਵੀਸ ਖਿਰਾਜੁ ਨਾ ਮਾਲੁ॥
ਖਉਫੁ ਨ ਖਤਾ ਨ ਤਰਸੁ ਜਵਾਲੁ॥
ਅਬ ਮੋਹਿ ਖੂਬ ਵਤਨ ਗਹ ਪਾਈ॥
ਊਹਾਂ ਖੈਰਿ ਸਦਾ ਮੇਰੇ ਭਾਈ॥ ਰਹਾਉ॥
ਕਾਇਮੁ ਦਾਇਮੁ ਸਦਾ ਪਾਤਸਾਹੀ॥
ਦੋਮ ਨ ਸੇਮ ਏਕ ਸੋ ਆਹੀ॥
ਆਬਾਦਾਨੁ ਸਦਾ ਮਸਹੂਰ॥
ਊਹਾਂ ਗਨੀ ਬਸਹਿ ਮਾਮੂਰ॥
ਤਿਉ ਤਿਉ ਸੈਲ ਕਰਹਿ ਜਿਉ ਭਾਵੈ॥
ਮਹਰਮ ਮਹਲ ਨ ਕੋ ਅਟਕਾਵੈ॥
ਕਹਿ ਰਵਿਦਾਸ ਖਲਾਸ ਚਮਾਰਾ॥
ਜੋ ਹਮ ਸਹਰੀ ਸੁ ਮੀਤੁ ਹਮਾਰਾ॥
ਬ੍ਰਹਮਨ ਬੈਸ ਸੂਦ ਅਰੁ ਖਤ੍ਰੀ
ਡੋਮ ਚੰਡਾਰ ਮਲੇਛ ਮਨ ਸੋਇ॥
ਹੋਇ ਪੁਨੀਤ ਭਗਵੰਤ ਭਜਨ ਤੇ
ਆਪੁ ਤਾਰਿ ਤਾਰੇ ਕੁਲ ਦੋਇ॥ (ਬਿਲਾਵਲੁ ਰਵਿਦਾਸ)
ਭਗਤ ਕਵੀਆਂ ਦੀ ਸਾਂਝੀ ਸੋਚ ਇਹ ਹੈ ਕਿ ਇਹ ਨਾ ਤਾਂ ਇਸ ਸੰਸਾਰ ਤੋਂ ਪਾਰ ਜਾਂਦੇ ਹਨ ਤੇ ਨਾ ਹੀ ਪਦਾਰਥਕ ਲੋੜਾਂ ਤੋਂ ਇਨਕਾਰੀ ਹਨ। ਉਨ੍ਹਾਂ ਲਈ ਪਦਾਰਥਕ ਲੋੜਾਂ ਪਹਿਲਾਂ ਹਨ, ਰਹੱਸਵਾਦੀ ਦੁਨੀਆ
ਬਾਅਦ ਵਿਚ। ਇਹ ਇਸੇ ਕਰ ਕੇ ਹੈ ਕਿ ਇਹ ਸਾਰੇ ਕਾਮਾ ਸ਼੍ਰੇਣੀ ਵਿਚੋਂ ਸਨ, ਖੇਤੀਬਾੜੀ, ਜੁਲਾਹਾ, ਚਮੜੇ ਦਾ ਕੰਮ, ਕਸਾਈ, ਝਿਊਰ, ਦਰਜੀ ਆਦਿ ਕਿੱਤਿਆਂ ਨਾਲ਼ ਜੁੜੇ ਹੋਏ ਸਨ। ਕਬੀਰ ਦੀ ਇਹ ਉਕਤੀ
ਹਰ ਜ਼ਬਾਨ ਤੇ ਹੈ ਕਿ 'ਭੂਖੇ ਭਗਤਿ ਨਾ ਕੀਜੈ॥ ਯਹ ਮਾਲ਼ਾ ਆਪਨੀ ਲੀਜੈ॥’ ਇਸੇ ਵਿਚਾਰ ਨਾਲ਼ ਸਹਿਮਤੀ ਧੰਨਾ ਭਗਤ ਦੀ ਹੈ ਜੋ ਗੋਪਾਲ ਤੋਂ ਦਾਲ਼, ਆਟਾ, ਘਿਉ, ਜੁੱਤੀ, ਅਨਾਜ, ਲਵੇਰੀ ਗਾਂ-ਮੱਝ, ਘੋੜੀ ਤੇ
ਘਰਵਾਲ਼ੀ ਦੀ ਮੰਗ ਕਰਦਾ ਹੈ।
ਗੋਪਾਲ ਤੇਰਾ ਆਰਤਾ॥
ਜੋ ਜਨ ਤੁਮਰੀ ਭਗਤਿ ਕਰੰਤੇ ਤਿਨ ਕੇ ਕਾਜ ਸਵਾਰਤਾ॥
ਦਾਲਿ ਸੀਧਾ ਮਾਗਉ ਘੀਉ ਹਮਰਾ ਖੁਸੀ ਕਰੈ ਨਿਤ ਜੀਉ॥
ਪਨੀਆ ਛਾਦਨੁ ਨੀਕਾ॥ ਅਨਾਜੁ ਮਗਉ ਸਤ ਸੀਕਾ।
ਗਊ ਭੈਸ ਮਗਉ ਲਾਵੇਰੀ॥ ਇਕ ਤਾਜਨਿ ਤੁਰੀ ਚੰਗੇਰੀ॥
ਘਰ ਕੀ ਗੀਹਨਿ ਚੰਗੀ॥ ਜਨੁ ਧੰਨਾ ਲੇਵੈ ਮੰਗੀ॥
'ਪੰਜਾਬ ਵਿਚ ਗੁਰੂ ਖਤਰੀ ਹਨ ਪਰ ਉਹ ਨੀਚਾਂ' ਦੇ 'ਸੰਗਿ ਸਾਥ' ਹਨ। ਉਹ ਭਗਤ ਕਵੀਆਂ ਨੂੰ ਆਪਣੇ ਨਾਲ਼ ਰਲ਼ਾ ਕੇ ਬ੍ਰਾਹਮਣਵਾਦ ਖ਼ਿਲ਼ਾਫ਼ ਵੱਡੀ ਮੁਹਿੰਮ ਦਾ ਆਗਾਜ਼ ਕਰਦੇ ਹਨ। ਉਹ ਬ੍ਰਾਹਮਣ ਦੇ
ਨਾਲ਼ ਨਾਲ਼ ਜੋਗੀ ਅਤੇ ਮੁੱਲਾਂ ਨੂੰ ਵੀ ਨਿਸ਼ਾਨੇ ਤੇ ਲਿਆਉਂਦੇ ਹਨ। ਸੰਤ ਸਿੰਘ ਸੇਖੋਂ ਨੇ ਆਪਣੀ ਪੁਸਤਕ ‘ਸਾਹਿਤਾਰਥ’ ਵਿਚ ਇਸ ਬਣੇ ਗੱਠਜੋੜ ਨੂੰ ਬਹੁਤ ਮਹੱਤਵ ਦਿੱਤਾ ਹੈ। ਉਨ੍ਹਾਂ ਦੀ ਕਸਵੱਟੀ ਸੀ 'ਓਹੁ ਸਭ
ਤੇ ਊਚਾ ਸਭ ਤੇ ਸੂਚਾ ਜਾ ਕੈ ਹਿਰਦੈ ਵਸਿਆ ਭਗਵਾਨੁ॥' ਇਸੇ ਕਸਵੱਟੀ ਤੋਂ ਭਿੱਟ-ਸੁੱਚ ਦੇ ਵਿਚਾਰਾਂ ਦਾ ਤਿਆਗ ਕਰਕੇ ਉਨ੍ਹਾਂ ਦੇ ਸਾਰੇ ਭਗਤਾਂ ਦੀ ਉਪਮਾ ਕੀਤੀ ਹੈ ਜਿਨ੍ਹਾਂ ਦੇ ਕਿੱਤੇ ਘਟੀਆ ਗਿਣੇ ਜਾਂਦੇ ਸਨ
ਪਰ ਭਗਵਾਨ ਨੂੰ ਮਨ ਵਿਚ ਵਸਾ ਕੇ ਇਹ ਉਚੇਰੇ ਪਦ ਨੂੰ ਪ੍ਰਾਪਤ ਹੋਏ। ਹੇਠ ਲਿਖੀਆਂ ਪੰਗਤੀਆਂ ਸਪੱਸ਼ਟ ਹਨ।
ਨੀਚਾ ਅੰਦਰਿ ਨੀਚੁ ਜਾਤਿ ਨੀਚੀ ਹੂ ਅਤਿ ਨੀਚੁ॥
ਨਾਨਕੁ ਤਿਨ ਕੈ ਸੰਗਿ ਸਾਥਿ ਵਡਿਆ ਸਿਉ ਕਿਆ ਰੀਸ॥
ਜਿਥੈ ਨੀਚ ਸਮਾਲੀਅਨਿ ਤਿਥੈ ਨਦਰਿ ਤੇਰੀ ਬਖਸੀਸ॥ (ਸ੍ਰੀ ਰਾਗੁ ਮਹਲਾ ਪਹਿਲਾ)
ਜਨ ਨਾਨਕੁ ਤਿਸ ਕੇ ਚਰਨ ਪਖਾਲੈ ਜੋ ਹਰਿ ਜਨੁ ਨੀਚੁ ਜਾਤਿ ਸੇਵਕਾਣੁ॥ (ਗੋਂਡ ਮਹਲਾ ਚੌਥਾ)
ਭਾਰਤ ਵਿਚ ਅੰਗਰੇਜ਼ੀ ਰਾਜ ਕਾਇਮ ਹੋਣ ਨਾਲ਼ ਜਾਤ-ਪਾਤ ਵਿਰੁੱਧ ਨਵੇਂ ਸਿਰਿਉਂ ਅੰਦੋਲਨ ਉਠਣੇ ਸ਼ੁਰੂ ਹੋਏ ਇਸ ਦੇ ਸੂਤਰਧਾਰ ਜਯੋਤੀਬਾ ਫੂਲੇ (1827-1890) ਅਤੇ ਡਾ. ਅੰਬੇਡਕਰ (1891-1956)
ਬਣੇ। ਮਹਾਤਮਾ ਫੂਲੇ ਸਿਰਜਣਾਤਮਕ ਸਾਹਿਤਕਾਰ ਸਨ ਜਿਸ ਨੇ ਸ਼ਿਵਜੀ ਉਪਰ ਨਾਟਕ ਵੀ ਲਿਖਿਆ। ਫੂਲੇ ਨੇ ਇਹ ਪਛਾਣ ਕੀਤੀ ਕਿ ਬ੍ਰਾਹਮਣਾਂ ਦੁਆਰਾ ਲਿਖੇ ਗਏ ਗ੍ਰੰਥ ਬ੍ਰਾਹਮਣਾਂ ਨੂੰ ਹੀ ਸਥਾਪਿਤ
ਕਰਦੇ ਹਨ। ਫੂਲੇ ਨੇ ਇਨ੍ਹਾਂ ਨੂੰ ਸ਼ਾਤਰ, ਹੰਕਾਰੀ, ਕੱਟੜ, ਸਵੈ-ਪ੍ਰਸ਼ੰਸਕ ਆਦਿ ਕਿਹਾ ਹੈ ਜਿਨ੍ਹਾਂ ਨੇ ਵਿਰੋਧੀਆਂ ਨੂੰ ਸ਼ੂਦਰ, ਮਹਾਰੀ (ਵੱਡਾ ਦੁਸ਼ਮਣ), ਅੰਤਿਅਜ, ਚਾਂਡਾਲ ਅਤੇ ਰਾਕਸ਼ਸ਼ ਨਾਮ ਨਾਲ਼ ਸੰਬੋਧਿਤ
ਕੀਤਾ। ਫੂਲੇ ਅਤੇ ਡਾ. ਅੰਬੇਡਕਰ ਸ਼ੂਦਰਾਂ ਨੂੰ ਮੂਲ਼ ਰੂਪ ਵਿਚ ਖੱਤਰੀ ਮੰਨਦੇ ਹਨ ਜਿਨ੍ਹਾਂ ਨੂੰ ਪਰਸੁਰਾਮ ਵਰਗੇ ਬ੍ਰਾਹਮਣਾਂ ਨੇ ਤਬਾਹ ਕਰ ਕੇ ਅਛੂਤ ਬਣਾ ਦਿੱਤਾ। ਇਸ ਧਾਰਨਾ ਨਾਲ਼ ਸਹਿਮਤ ਨਾ ਹੋਣ ਦੇ
ਕਈ ਕਾਰਨ ਹਨ ਪਰ ਇਥੇ ਸੰਕੇਤ ਮਾਤਰ ਹੀ ਕਾਫ਼ੀ ਹੈ। ਫੂਲੇ ਅਨੁਸਾਰ ਬ੍ਰਾਹਮਣਾਂ ਨੇ ਸ਼ੂਦਰ ਨੂੰ 'ਆਮ ਮਾਨਵੀ ਅਧਿਕਾਰਾਂ ਤੋਂ ਵੀ ਵਾਂਝਿਆਂ ਰੱਖਿਆ' ਅਤੇ ਇਨ੍ਹਾਂ ਦਾ 'ਮੁੱਖ ਮਕਸਦ ਝੂਠੀਆਂ ਸੱਚੀਆਂ
ਕਹਾਣੀਆਂ ਰਾਹੀਂ ਅਣਜਾਣ ਲੋਕਾਂ ਨੂੰ ਧੋਖਾ ਦੇ ਕੇ ਉਨ੍ਹਾਂ ਨੂੰ ਗੁਲਾਮ ਬਣਾਉਣਾ ਸੀ।' ਫੂਲੇ ਦੀ ਪੁਸਤਕ 'ਗੁਲਾਮਗਿਰੀ' ਇਨ੍ਹਾਂ ਵਿਚਾਰਾਂ ਦਾ ਹੀ ਵਿਸਤਾਰ ਹੈ। ਕਈ ਲੋਕ ਅੰਗਰੇਜ਼ਾਂ ਦੀਆਂ ਸਿਫ਼ਤਾਂ ਕਰਦੇ ਸਨ
ਪਰ ਫੂਲੇ ਨੇ ਜ਼ੋਰ ਦੇ ਕੇ ਕਿਹਾ ਕਿ ਇਨ੍ਹਾਂ ਨੇ ਆਮ ਲੋਕਾਂ ਨੂੰ ਅਣਗੌਲ਼ਿਆਂ ਕੀਤਾ ਅਤੇ ਕੇਵਲ ਉਪਰਲ਼ਿਆਂ ਉਪਰ ਹੀ ਪੈਸਾ ਖਰਚ ਕੀਤਾ। ਇਸ ਲਈ ਫੂਲੇ ਤੇ ਉਸ ਦੀ ਪਤਨੀ ਨੇ ਸਾਰਾ ਜੀਵਨ ਸ਼ੂਦਰਾਂ ਨੂੰ
ਸਿਖਿਆ ਦੇਣ ਵਿਚ ਲਾਇਆ। ਦੋਨਾਂ ਨੇ ਸਭ ਤੋਂ ਪਹਿਲਾਂ ਸ਼ੂਦਰ ਕੁੜੀਆਂ ਲਈ ਸਕੂਲ ਖੋਲ੍ਹਿਆ। ਕਾਮਿਆਂ ਲਈ ਰਾਤ ਦਾ ਸਕੂਲ ਚਲਾਇਆ। ਬਿਨ ਪਿਉਆਂ ਬੱਚਿਆਂ ਤੇ ਉਨ੍ਹਾਂ ਦੀਆਂ ਮਾਵਾਂ ਲਈ ਘਰ
ਬਣਵਾਇਆ, ਅਛੂਤਾਂ ਲਈ ਪਾਣੀ ਦਾ ਤਲਾਅ ਬਣਾਇਆ ਅਤੇ 'ਸਤਯਸ਼ੋਧਕ' ਸਮਾਜ ਦੀ ਸਥਾਪਨਾ ਕੀਤੀ।
ਬੀਟੀ ਰਣਦੀਵੇ ਨੇ ਆਪਣੇ ਕਿਤਾਬਚੇ 'ਜਾਤ ਵਰਗ ਅਤੇ ਜਾਇਦਾਦ ਦੇ ਸਬੰਧ' ਵਿਚ ਜੋਤੀਬਾ ਫੂਲੇ, ਪੈਰੀਆਰ ਅਤੇ ਡਾ. ਅੰਬੇਡਕਰ ਦਾ ਸੰਖੇਪ ਪਰ ਬੜਾ ਡੂੰਘਾ ਵਿਸ਼ਲੇਸ਼ਣ ਕੀਤਾ ਹੈ। ਰਣਦੀਵੇ ਨੇ ਫੂਲੇ
ਦੀ ਗੈਰ-ਸਮਝੌਤਾਵਾਦੀ ਨੀਤੀ ਦੀ ਬਣਦੀ ਪ੍ਰਸ਼ੰਸਾ ਕੀਤੀ ਹੈ। ਰਣਦੀਵੇ ਨੇ ਸਤਯਸ਼ੋਧਕ ਅੰਦੋਲਨ ਬਾਰੇ ਲਿਖਿਆ ਹੈ ਕਿ ''ਇਸ ਵਿਚ ਕੋਈ ਅਚਰਜ ਨਹੀਂ ਕਿ ਅੰਦੋਲਨ ਦਾ ਮੂਲ਼ ਨਾ ਸਤਯਸ਼ੋਧਕ ਅੰਦੋਲਨ
ਸੀ, ਇਹ ਅੰਦੋਲਨ ਬ੍ਰਾਹਮਣਾਂ ਦੀ ਸਰਵ-ਉੱਚਤਾ ਤੇ ਆਧਾਰਿਤ ਹਿੰਦੂ ਸਮਾਜ ਵਿਵਸਥਾ ਦੇ ਝੂਠ ਅਨਿਆਂ ਅਤੇ ਦੋਗਲੇਪਨ ਦਾ ਵਿਰੋਧ ਕਰਨ ਵਾਲ਼ਾ ਅੰਦੋਲਨ ਸੀ। ਉਨ੍ਹਾਂ ਨੇ ਬ੍ਰਾਹਮਣਾਂ ਅਤੇ ਉਨ੍ਹਾਂ ਦੀ
ਵਿਚਾਰਧਾਰਾ ਦੇ ਖ਼ਿਲਾਫ਼ ਆਪਣਾ ਧਰਮ ਯੁੱਧ ਛੇੜ ਰੱਖਿਆ ਸੀ, ਜਾਤੀਆਂ ਦੀ ਉਤਪਤੀ ਦਾ ਅਤੇ ਧਾਰਣਾ ਦਾ ਪਰਦਾਫ਼ਾਸ਼ ਕੀਤਾ, ਉਨ੍ਹਾਂ ਨੇ ਸਭ ਦੇ ਲਈ ਪੂਰਨ ਸਮਾਨਤਾ ਦੀ ਮੰਗ ਕੀਤੀ, ਮੁਸਲਮਾਨਾਂ ਅਤੇ
ਇਸਾਈਆਂ ਦੇ ਨਾਲ਼ ਸਮਾਨਤਾ ਦਾ ਵਿਹਾਰ ਕਰਨ ਦੀ ਮੰਗ ਕੀਤੀ, ਹੇਠਲੇ ਤੋਂ ਹੇਠਲੇ ਤਬਕੇ ਲਈ ਸਿਖਿਆ ਦੀ ਮੰਗ ਕੀਤੀ ਅਤੇ ਮਰਦ ਔਰਤ ਦੀ ਬਰਾਬਰੀ ਉਪਰ ਜ਼ੋਰ ਦਿੱਤਾ। ਕੁੱਲ ਮਿਲ਼ਾ ਕੇ ਉਨ੍ਹਾਂ ਨੇ
ਅਸਮਾਨਤਾ ਉਪਰ ਆਧਾਰਿਤ ਪੁਰਾਣੀ ਵਿਵਸਥਾ ਦੇ ਖ਼ਿਲਾਫ਼ ਖੁਲ੍ਹੀ ਜੰਗ ਦਾ ਐਲਾਨ ਕੀਤਾ।'' ਵਿਲਾਸ ਸੋਣਵਣੇ ਨੇ ਸਾਡਾ ਧਿਆਨ ਇਸ ਤੱਥ ਵਲ ਦਿਵਾਇਆ ਹੈ ਕਿ 1876 ਦੀ ਸ਼ਾਹੂਕਾਰਾਂ ਖ਼ਿਲਾਫ਼
ਲੜਾਈ ਜਿਸ ਨੂੰ 'ਡਕਨਰਾਇਟਸ' ਕਿਹਾ ਜਾਂਦਾ ਹੈ, ਉਸ ਦੀ ਅਗਵਾਈ ਜੋਤੀਬਾ ਫੂਲੇ ਨੇ ਕੀਤੀ। ਸੋਨਵਣੇ ਅਨੁਸਾਰ, ''ਫੂਲੇ ਜਾਤੀ ਪ੍ਰਥਾ ਦੇ ਖ਼ਿਲਾਫ਼ ਜ਼ਰੂਰ ਸਨ ਪਰ ਭਾਰਤ ਵਿਚ ਜੋ ਵਰਗ ਬਣੇ, ਉਨ੍ਹਾਂ ਵਿਚ
ਵਰਗ ਸੰਘਰਸ਼ ਦਾ ਪਹਿਲਾ ਲੀਡਰ, ਜੋਤੀਬਾ ਫੂਲੇ ਸੀ।'' (ਨਯਾਪਥ, ਅਕਤੂਬਰ 2015-ਜੂਨ 2016, ਪੰਨਾ 226) ਫੂਲੇ ਤੋਂ ਬਾਅਦ ਅੰਦੋਲਨ ਕੋਹਲਾਪੁਰ ਦੇ ਮਹਾਰਾਜੇ ਦੀ ਲੀਡਰਸ਼ਿਪ ਹੇਠ ਆ ਗਿਆ ਜਿਸ ਦਾ
ਹਰਾਸ ਹੋਣਾ ਸੁਭਾਵਿਕ ਸੀ।
ਇਸੇ ਸਮੇਂ ਈਵੀਐੱਮ ਪੈਰੀਆਰ ਨੇ ਵੀ ਜਾਤੀ ਪ੍ਰਥਾ ਖਿਲਾਫ਼ ਆਪਣੇ ਢੰਗ ਨਾਲ਼ ਥੋੜ੍ਹ ਚਿਰੀ ਲੜਾਈ ਲੜੀ। ਮਾਰਗ੍ਰੇਟ ਰੌਸਬਰਨਟ ਅਨੁਸਾਰ, ''ਉਸ ਨੇ ਕਾਂਗਰਸ ਦੇ ਉਚ ਜਾਤੀ ਰਵੱਈਏ ਅਤੇ
ਸਮਾਜਿਕ ਰੂੜ੍ਹੀਵਾਦ ਦੇ ਖ਼ਿਲਾਫ਼ ਸਮਾਜ ਸੁਧਾਰ ਦਾ ਝੰਡਾ ਬੁਲੰਦ ਕੀਤਾ। ਉਸ ਨੇ ਸੋਵੀਅਤ ਸੰਘ ਦੀ ਯਾਤਰਾ ਤੋਂ ਬਾਅਦ ਥੋੜ੍ਹੇ ਜਿਹੇ ਸਮੇਂ ਤਕ ਹੀ ਸਹੀ ਕਮਿਊਨਿਜ਼ਮ ਦੀ ਮੁਹਿੰਮ ਵੀ ਚਲਾਈ ਅਤੇ
ਜਿੰਮੀਦਾਰੀ ਪ੍ਰਥਾ ਵਿਰੁੱਧ ਸੰਮੇਲਨ ਵੀ ਕੀਤਾ।'' (ਨਯਾਪਥ, ਪੰਨਾ 261)
ਡਾ. ਅੰਬੇਡਕਰ ਜਾਤ-ਪਾਤ ਦੇ ਵਿਰੋਧ ਕਰਨ ਵਾਲ਼ਿਆਂ ਵਿਚੋਂ ਸਭ ਤੋਂ ਵੱਧ ਪੜ੍ਹੇ ਲਿਖੇ ਤੇ ਮੋਹਰੀ ਸਨ। ਉਹ ਕਾਨੂੰਨ ਮੰਤਰੀ, ਕੰਸਟੀਟਿਊਸ਼ਨ ਡਰਾਫਟਿੰਗ ਕਮੇਟੀ ਦੇ ਚੇਅਰਮੈਨ ਅਤੇ ਕਿਰਤ ਮੰਤਰੀ ਵੀ
ਰਹੇ। ਉਨ੍ਹਾਂ ਨੇ ਸਮਤਾ ਸੈਨਿਕ ਦਲ, ਇੰਡੀਪੈਂਡੈਂਟ ਲੇਬਰ ਪਾਰਟੀ ਅਤੇ ਸ਼ਡਿਊਲਡ ਕਾਸਟ ਫੈਡਰੇਸ਼ਨ ਦਾ ਗਠਨ ਕੀਤਾ। ਉੁਨ੍ਹਾਂ ਨੂੰ ਔਰਤਾਂ ਦੇ ਅਤੇ ਮਜ਼ਦੂਰਾਂ ਦੇ ਅਧਿਕਾਰਾਂ ਲਈ ਖੜ੍ਹਾ ਹੋਣ ਵਾਲੇ ਨਿਆਂ
ਸ਼ਾਸਤਰੀ, ਰਾਜਨੀਤੀ ਵੇਤਾ ਅਤੇ ਸਮਾਜ ਸੁਧਾਰਕ ਦੇ ਤੌਰ ਤੇ ਜਾਣਿਆ ਜਾਂਦਾ ਹੈ। ਜਾਤ-ਪਾਤ ਦੇ ਵਿਰੋਧੀ ਹੋਣ ਪਿੱਛੇ ਉਨ੍ਹਾਂ ਦਾ ਸਦੀਆਂ ਤੋਂ ਸ਼ੂਦਰਾਂ ਨਾਲ਼ ਹੋਈ ਬੇਇਨਸਾਫ਼ੀ ਦੇ ਅਹਿਸਾਸ ਅਤੇ ਸਮਝ ਤੋਂ